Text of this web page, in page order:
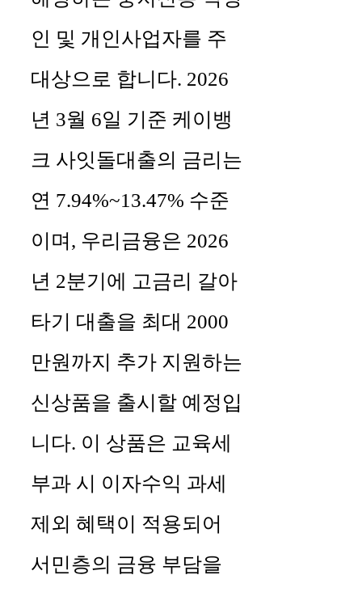
인 및 개인사업자를 주
대상으로 합니다. 2026
년 3월 6일 기준 케이뱅
크 사잇돌대출의 금리는
연 7.94%~13.47% 수준
이며, 우리금융은 2026
년 2분기에 고금리 갈아
타기 대출을 최대 2000
만원까지 추가 지원하는
신상품을 출시할 예정입
니다. 이 상품은 교육세
부과 시 이자수익 과세
제외 혜택이 적용되어
서민층의 금융 부담을